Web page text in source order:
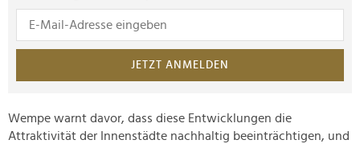
JETZT ANMELDEN
Wempe warnt davor, dass diese Entwicklungen die
Attraktivität der Innenstädte nachhaltig beeinträchtigen, und